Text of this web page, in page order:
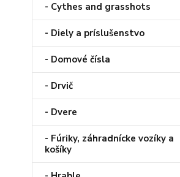
- Cythes and grasshots
- Diely a príslušenstvo
- Domové čísla
- Drvič
- Dvere
- Fúriky, záhradnícke vozíky a
košíky